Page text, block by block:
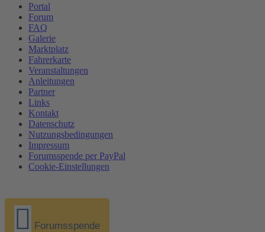
Portal
Forum
FAQ
Galerie
Marktplatz
Fahrerkarte
Veranstaltungen
Anleitungen
Partner
Links
Kontakt
Datenschutz
Nutzungsbedingungen
Impressum
Forumsspende per PayPal
Cookie-Einstellungen
Forumsspende